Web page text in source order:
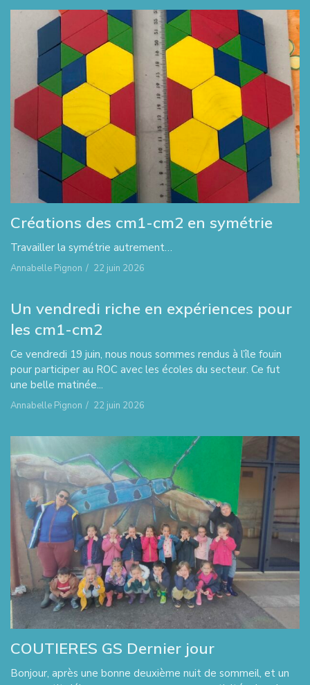
Créations des cm1-cm2 en symétrie
Travailler la symétrie autrement…
Annabelle Pignon / 22 juin 2026
Un vendredi riche en expériences pour
les cm1-cm2
Ce vendredi 19 juin, nous nous sommes rendus à l’île fouin
pour participer au ROC avec les écoles du secteur. Ce fut
une belle matinée...
Annabelle Pignon / 22 juin 2026
COUTIERES GS Dernier jour
Bonjour, après une bonne deuxième nuit de sommeil, et un